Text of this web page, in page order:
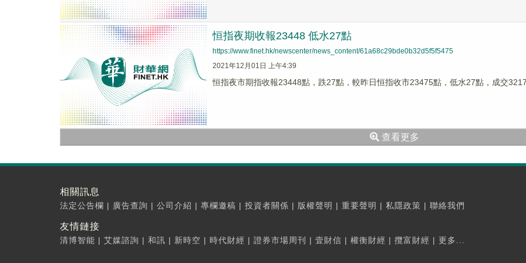
恒指夜期收報23448 低水27點
https://www.finet.hk/newscenter/news_content/61a68c29bde0b32d5f5f5475
2021年12月01日 上午4:39
恒指夜市期指收報23448點，跌27點，較昨日恒指收市23475點，低水27點，成交
查看更多
相關訊息
法定公告欄 | 廣告查詢 | 公司介紹 | 專欄邀稿 | 投資者關係 | 版權聲明 | 重要聲明 | 私隱政策 | 聯絡我們
友情鏈接
清博智能 | 艾媒諮詢 | 和訊 | 新時空 | 時代財經 | 證券市場周刊 | 壹財信 | 權衡財經 | 攬富財經 | 更多...